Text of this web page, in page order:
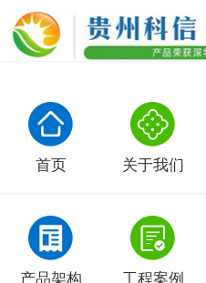
首页 关于我们
产品架构 工程案例